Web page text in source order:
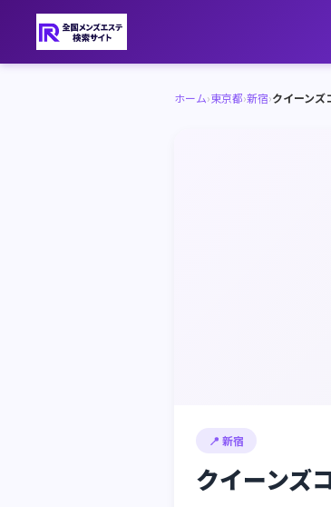
ホーム›東京都›新宿›クイーンズ
📍 新宿
クイーンズ